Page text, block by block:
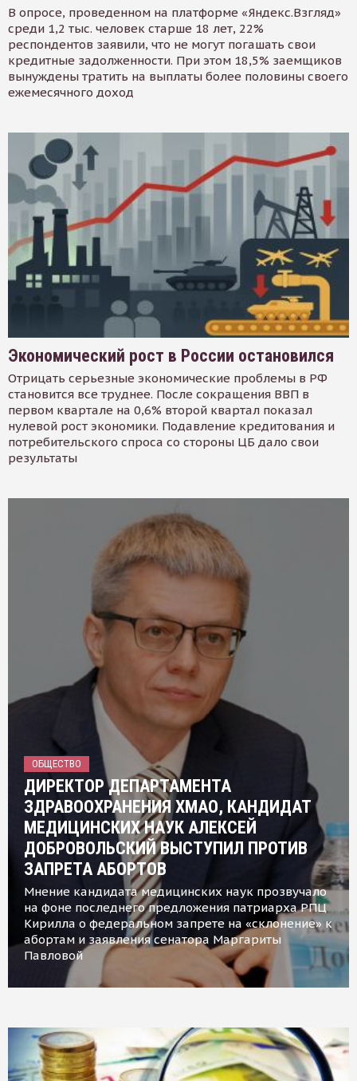
В опросе, проведенном на платформе «Яндекс.Взгляд»
среди 1,2 тыс. человек старше 18 лет, 22%
респондентов заявили, что не могут погашать свои
кредитные задолженности. При этом 18,5% заемщиков
вынуждены тратить на выплаты более половины своего
ежемесячного доход
Экономический рост в России остановился
Отрицать серьезные экономические проблемы в РФ
становится все труднее. После сокращения ВВП в
первом квартале на 0,6% второй квартал показал
нулевой рост экономики. Подавление кредитования и
потребительского спроса со стороны ЦБ дало свои
результаты
ОБЩЕСТВО
ДИРЕКТОР ДЕПАРТАМЕНТА
ЗДРАВООХРАНЕНИЯ ХМАО, КАНДИДАТ
МЕДИЦИНСКИХ НАУК АЛЕКСЕЙ
ДОБРОВОЛЬСКИЙ ВЫСТУПИЛ ПРОТИВ
ЗАПРЕТА АБОРТОВ
Мнение кандидата медицинских наук прозвучало
на фоне последнего предложения патриарха РПЦ
Кирилла о федеральном запрете на «склонение» к
абортам и заявления сенатора Маргариты
Павловой